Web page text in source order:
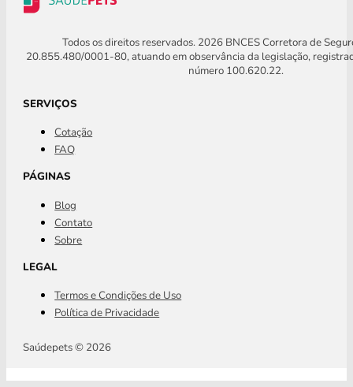
Todos os direitos reservados. 2026 BNCES Corretora de
20.855.480/0001-80, atuando em observância da legislação,
número 100.620.22.
SERVIÇOS
Cotação
FAQ
PÁGINAS
Blog
Contato
Sobre
LEGAL
Termos e Condições de Uso
Política de Privacidade
Saúdepets © 2026